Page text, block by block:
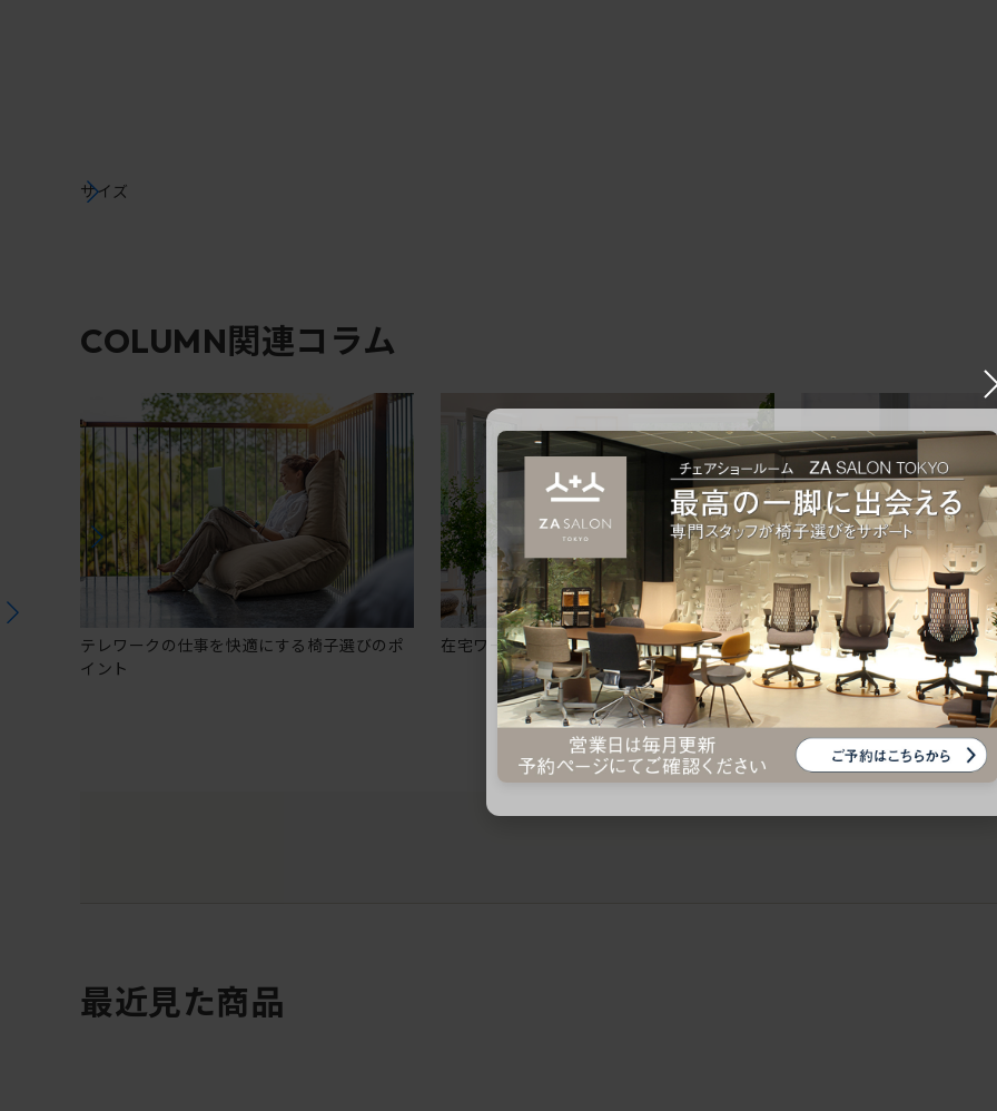
サイズ
COLUMN関連コラム
テレワークの仕事を快適にする椅子選びのポ
イント
在宅ワークにおすすめのオフィスチェア5選
椅子に座っているのに疲
疲れにくいチェアの選び方
最近見た商品